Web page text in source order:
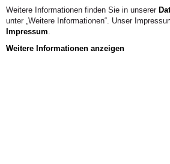
Weitere Informationen finden Sie in unserer
unter „Weitere Informationen“. Unser
Impressum.
Weitere Informationen anzeigen